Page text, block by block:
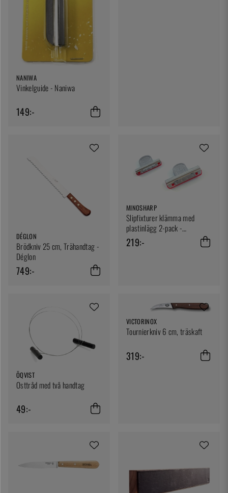
NANIWA
Vinkelguide - Naniwa
149:-
DÉGLON
Brödkniv 25 cm, Trähandtag -
Déglon
749:-
MINOSHARP
Slipfixturer klämma med
plastinlägg 2-pack -
MinoSharp
219:-
ÖQVIST
Osttråd med två handtag
49:-
VICTORINOX
Tournierkniv 6 cm, träskaft
319:-